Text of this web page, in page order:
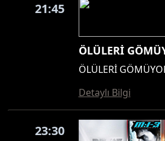
21:45
ÖLÜLERİ
ÖLÜLERİ
Detaylı Bilgi
23:30